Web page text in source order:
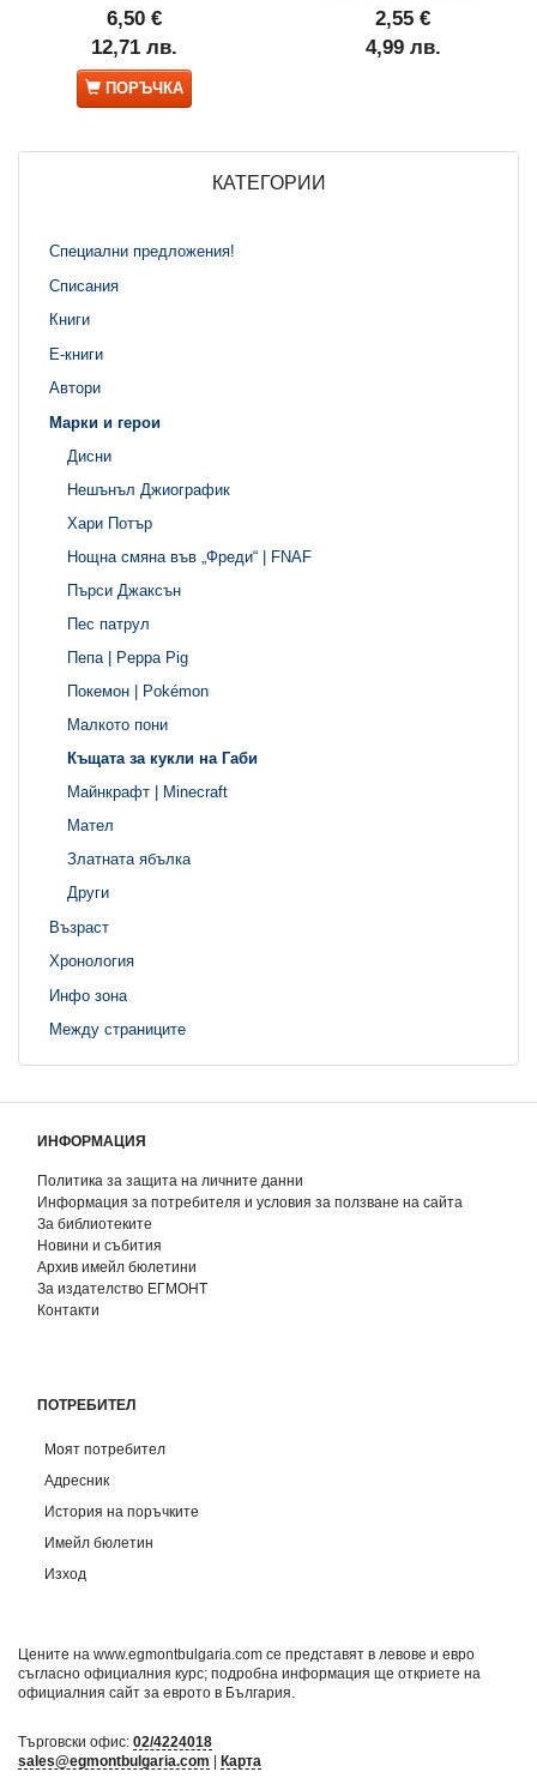
6,50 €
12,71 лв.
ПОРЪЧКА
2,55 €
4,99 лв.
КАТЕГОРИИ
Специални предложения!
Списания
Книги
Е-книги
Автори
Марки и герои
Дисни
Нешънъл Джиографик
Хари Потър
Нощна смяна във „Фреди“ | FNAF
Пърси Джаксън
Пес патрул
Пепа | Peppa Pig
Покемон | Pokémon
Малкото пони
Къщата за кукли на Габи
Майнкрафт | Minecraft
Мател
Златната ябълка
Други
Възраст
Хронология
Инфо зона
Между страниците
ИНФОРМАЦИЯ
Политика за защита на личните данни
Информация за потребителя и условия за ползване на сайта
За библиотеките
Новини и събития
Архив имейл бюлетини
За издателство ЕГМОНТ
Контакти
ПОТРЕБИТЕЛ
Моят потребител
Адресник
История на поръчките
Имейл бюлетин
Изход
Цените на www.egmontbulgaria.com се представят в левове и евро
съгласно официалния курс; подробна информация ще откриете на
официалния сайт за еврото в България
Търговски офис: 02/4224018
sales@egmontbulgaria.com | Карта